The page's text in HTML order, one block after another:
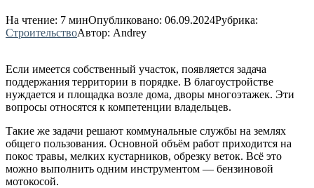
На чтение: 7 минОпубликовано: 06.09.2024Рубрика:
СтроительствоАвтор: Andrey
Если имеется собственный участок, появляется задача
поддержания территории в порядке. В благоустройстве
нуждается и площадка возле дома, дворы многоэтажек. Эти
вопросы относятся к компетенции владельцев.
Такие же задачи решают коммунальные службы на землях
общего пользования. Основной объём работ приходится на
покос травы, мелких кустарников, обрезку веток. Всё это
можно выполнить одним инструментом — бензиновой
мотокосой.